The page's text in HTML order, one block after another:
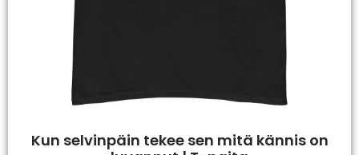
Kun selvinpäin tekee sen mitä kännis on